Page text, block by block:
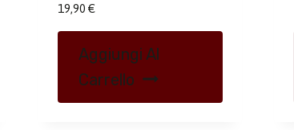
19,90 €
Aggiungi Al
Carrello